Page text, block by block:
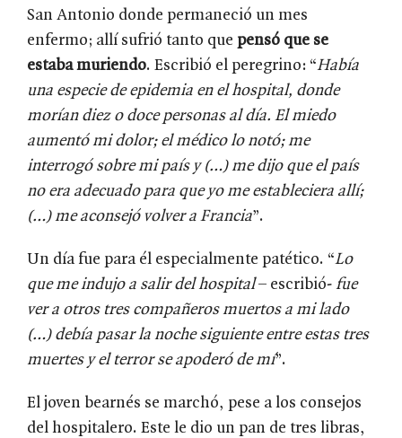
San Antonio donde permaneció un mes
enfermo; allí sufrió tanto que pensó que se
estaba muriendo. Escribió el peregrino: “Había
una especie de epidemia en el hospital, donde
morían diez o doce personas al día. El miedo
aumentó mi dolor; el médico lo notó; me
interrogó sobre mi país y (…) me dijo que el país
no era adecuado para que yo me estableciera allí;
(…) me aconsejó volver a Francia”.
Un día fue para él especialmente patético. “Lo
que me indujo a salir del hospital– escribió- fue
ver a otros tres compañeros muertos a mi lado
(…) debía pasar la noche siguiente entre estas tres
muertes y el terror se apoderó de mí”.
El joven bearnés se marchó, pese a los consejos
del hospitalero. Este le dio un pan de tres libras,